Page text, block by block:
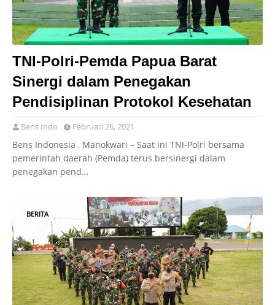
TNI-Polri-Pemda Papua Barat
Sinergi dalam Penegakan
Pendisiplinan Protokol Kesehatan
Bens Indo Februari 26, 2021
Bens Indonesia , Manokwari – Saat ini TNI-Polri bersama
pemerintah daerah (Pemda) terus bersinergi dalam
penegakan pend…
BERITA